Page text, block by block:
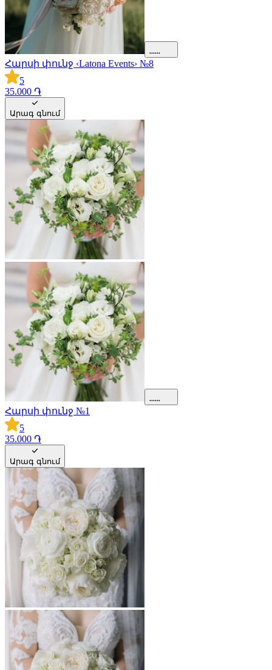
Հարսի փունջ ‹Latona Events› №8
5
35.000 ֏
Արագ գնում
Հարսի փունջ №1
5
35.000 ֏
Արագ գնում